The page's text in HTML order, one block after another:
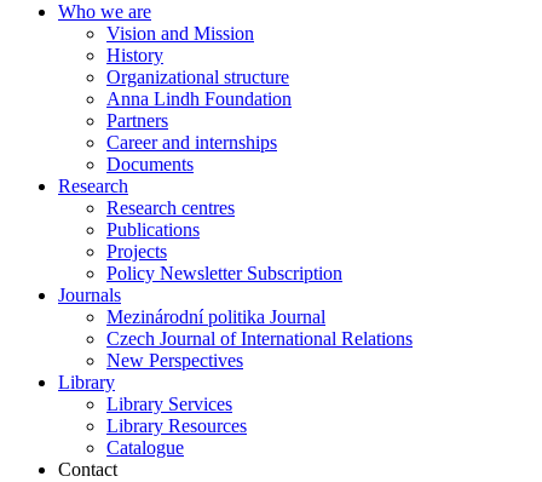
Who we are
Vision and Mission
History
Organizational structure
Anna Lindh Foundation
Partners
Career and internships
Documents
Research
Research centres
Publications
Projects
Policy Newsletter Subscription
Journals
Mezinárodní politika Journal
Czech Journal of International Relations
New Perspectives
Library
Library Services
Library Resources
Catalogue
Contact